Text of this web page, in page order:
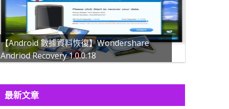
【Android 數據資料恢復】Wondershare
Andriod Recovery 1.0.0.18
最新文章